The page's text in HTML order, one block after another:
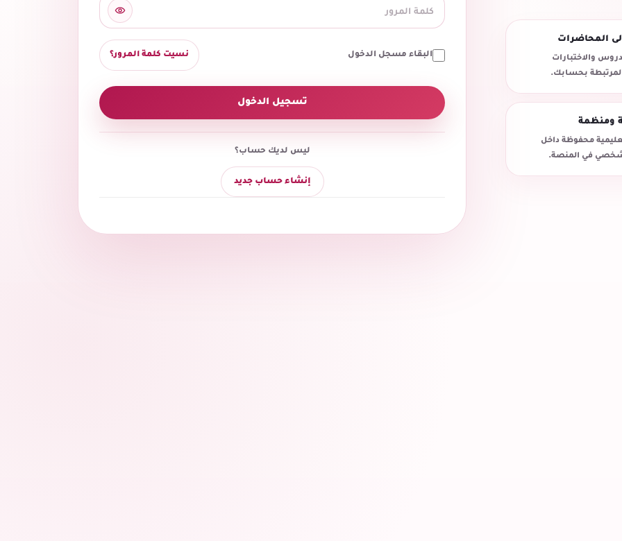
البقاء مسجل الدخول نسيت كلمة المرور؟
تسجيل الدخول
ليس لديك حساب؟
إنشاء حساب جديد
المحاضرات
والاختبارات
بحسابك.
ومنظمة
محفوظة داخل
في المنصة.